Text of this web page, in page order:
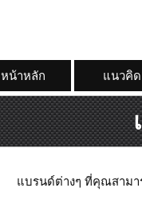
หน้าหลัก แนวคิด
แบรนด์ต่างๆ ที่คุณสามา